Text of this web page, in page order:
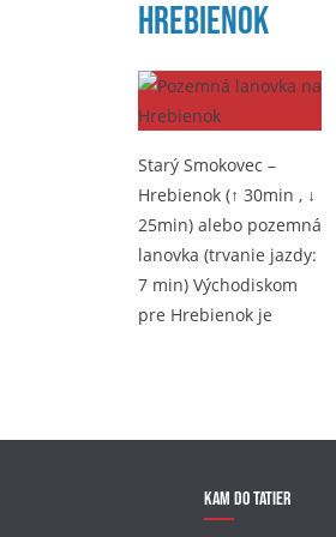
Hrebienok
Starý Smokovec –
Hrebienok (↑ 30min , ↓
25min) alebo pozemná
lanovka (trvanie jazdy:
7 min) Východiskom
pre Hrebienok je
Kam do Tatier